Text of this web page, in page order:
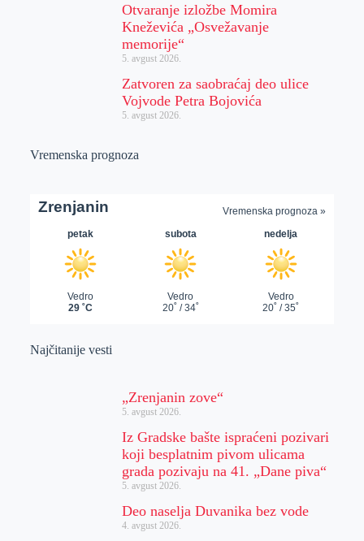
Otvaranje izložbe Momira
Kneževića „Osvežavanje
memorije“
5. avgust 2026.
Zatvoren za saobraćaj deo ulice
Vojvode Petra Bojovića
5. avgust 2026.
Vremenska prognoza
Najčitanije vesti
„Zrenjanin zove“
5. avgust 2026.
Iz Gradske bašte ispraćeni pozivari
koji besplatnim pivom ulicama
grada pozivaju na 41. „Dane piva“
5. avgust 2026.
Deo naselja Duvanika bez vode
4. avgust 2026.